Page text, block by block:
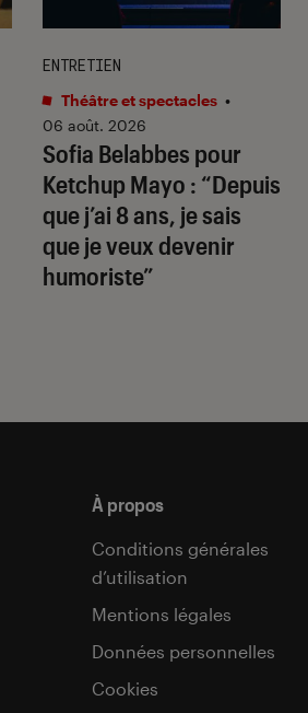
Sofia Belabbes pour
Ketchup Mayo : “Depuis
que j’ai 8 ans, je sais
que je veux devenir
humoriste”
ENTRETIEN
Théâtre et spectacles •
06 août. 2026
À propos
Conditions générales
d’utilisation
Mentions légales
Données personnelles
Cookies